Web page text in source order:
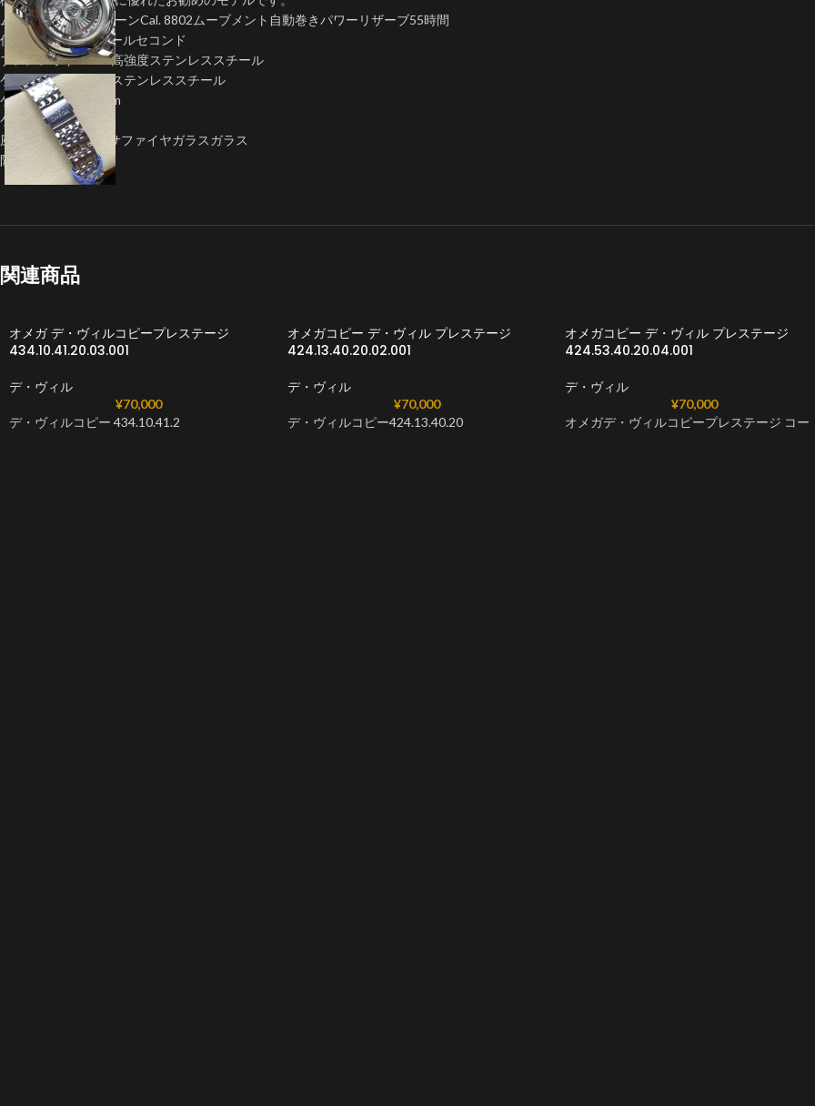
ムーブメント：クローンCal. 8802ムーブメント自動巻きパワーリザーブ55時間
仕様:日付表示/スモールセコンド
ブレスレット: 904L高強度ステンレススチール
ケース: 904L高強度ステンレススチール
ケースサイズ41.0mm
ケース厚 11mm
風防: 反射防止加工サファイヤガラスガラス
防水：10気圧防水
関連商品
オメガ デ・ヴィルコピープレステージ
434.10.41.20.03.001
デ・ヴィル
¥70,000
デ・ヴィルコピー 434.10.41.2
オメガコピー デ・ヴィル プレステージ
424.13.40.20.02.001
デ・ヴィル
¥70,000
デ・ヴィルコピー424.13.40.20
オメガコピー デ・ヴィル プレステージ
424.53.40.20.04.001
デ・ヴィル
¥70,000
オメガデ・ヴィルコピープレステージ コー